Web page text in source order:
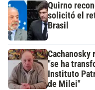
Quirno
solicitó el
Brasil
Cachanosky
"se ha
Instituto
de Milei"